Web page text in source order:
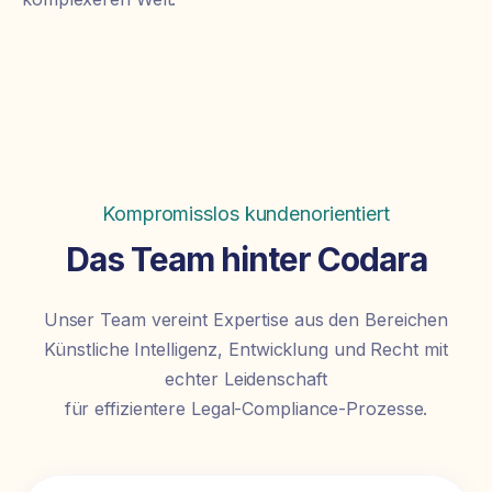
Kompromisslos kundenorientiert
Das Team hinter Codara
Unser Team vereint Expertise aus den Bereichen
Künstliche Intelligenz, Entwicklung und Recht mit
echter Leidenschaft
für effizientere Legal-Compliance-Prozesse.